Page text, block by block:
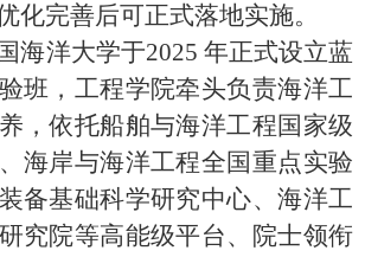
化完善后可正式落地实施。
海洋大学于2025 年正式设立蓝
班，工程学院牵头负责海洋工
，依托船舶与海洋工程国家级
海岸与海洋工程全国重点实验
备基础科学研究中心、海洋工
究院等高能级平台、院士领衔